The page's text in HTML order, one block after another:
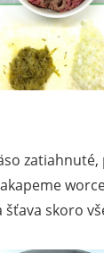
šťava skoro